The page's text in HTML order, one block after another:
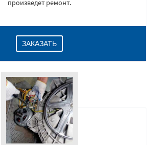
произведет ремонт.
ЗАКАЗАТЬ